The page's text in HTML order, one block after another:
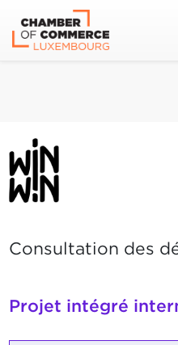
Consultation des
Projet intégré